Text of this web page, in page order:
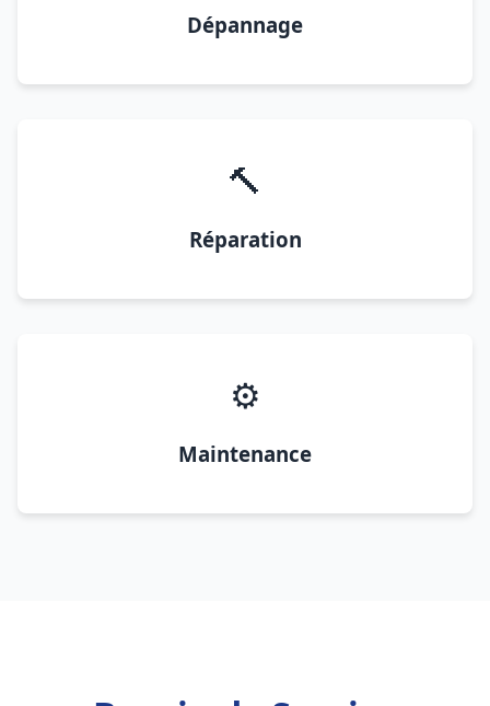
Dépannage
🔨
Réparation
⚙️
Maintenance